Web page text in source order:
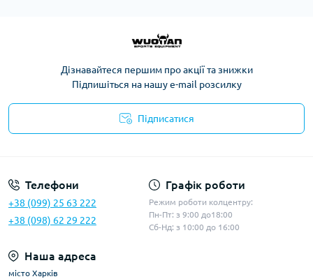
Дізнавайтеся першим про акції та знижки
Підпишіться на нашу e-mail розсилку
Підписатися
Телефони
+38 (099) 25 63 222
+38 (098) 62 29 222
Графік роботи
Режим роботи колцентру:
Пн-Пт: з 9:00 до18:00
Сб-Нд: з 10:00 до 16:00
Наша адреса
місто Харків